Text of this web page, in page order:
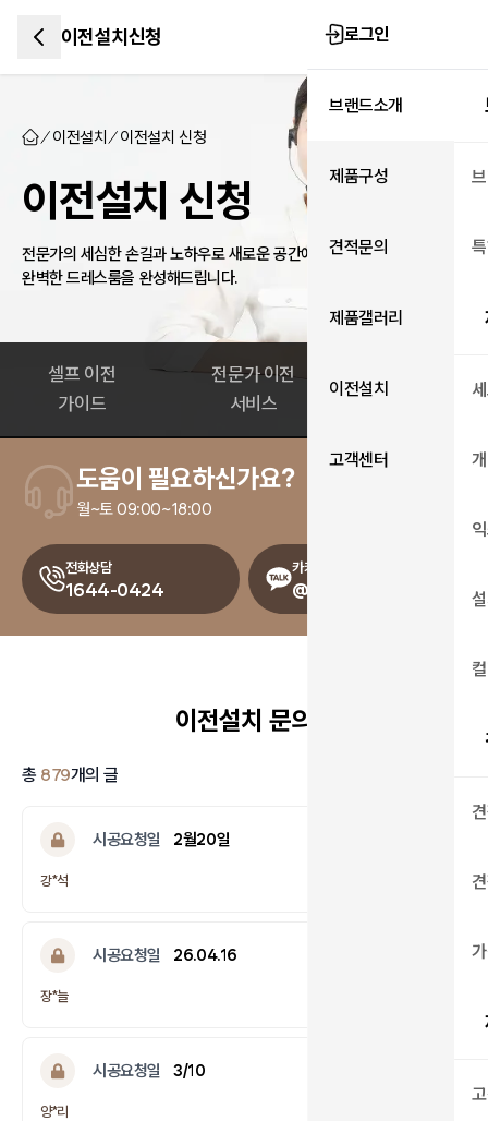
이전설치신청 로그인
브랜드소개
제품구성
견적문의
제품갤러리
이전설치
고객센터
이전설치 이전설치 신청
이전설치 신청
전문가의 세심한 손길과 노하우로 새로운 공간에서도
완벽한 드레스룸을 완성해드립니다.
셀프 이전
가이드
전문가 이전
서비스
도움이 필요하신가요?
월~토 09:00~18:00
전화상담
1644-0424
카카오톡 상담
@drcody
이전설치 문의
총 879개의 글
시공요청일 2월20일
강*석
시공요청일 26.04.16
장*늘
시공요청일 3/10
양*리